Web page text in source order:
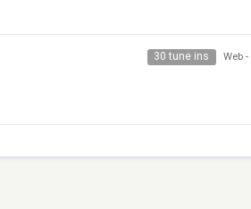
30 tune ins Web -